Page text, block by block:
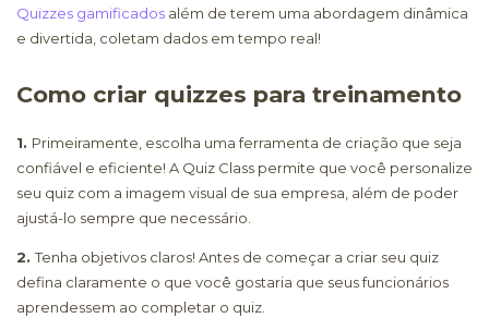
Quizzes gamificados além de terem uma abordagem dinâmica
e divertida, coletam dados em tempo real!
Como criar quizzes para treinamento
1. Primeiramente, escolha uma ferramenta de criação que seja
confiável e eficiente! A Quiz Class permite que você personalize
seu quiz com a imagem visual de sua empresa, além de poder
ajustá-lo sempre que necessário.
2.Tenha objetivos claros! Antes de começar a criar seu quiz
defina claramente o que você gostaria que seus funcionários
aprendessem ao completar o quiz.